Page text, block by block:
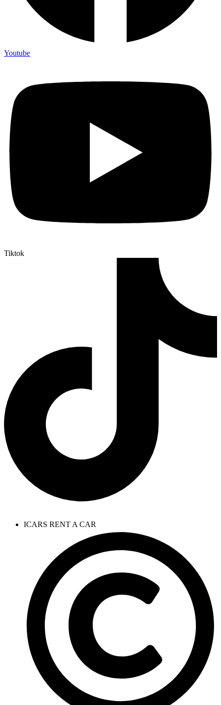
Youtube
Tiktok
ICARS RENT A CAR